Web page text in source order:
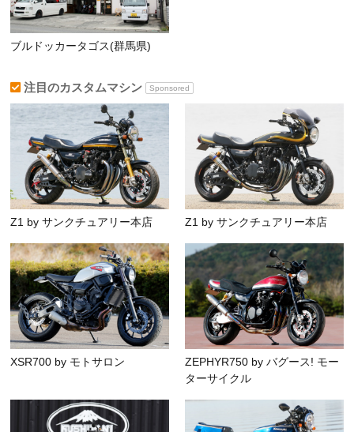
ブルドッカータゴス(群馬県)
注目のカスタムマシン Sponsored
Z1 by サンクチュアリー本店 Z1 by サンクチュアリー本店
XSR700 by モトサロン
ZEPHYR750 by バグース! モー
ターサイクル